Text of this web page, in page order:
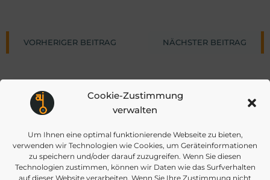
Cookie-Zustimmung
verwalten
Um Ihnen eine optimal funktionierende Webseite zu bieten,
verwenden wir Technologien wie Cookies, um Geräteinformationen
zu speichern und/oder darauf zuzugreifen. Wenn Sie diesen
Technologien zustimmen, können wir Daten wie das Surfverhalten
auf dieser Website verarbeiten. Wenn Sie Ihre Zustimmung nicht
Post
navigation
VORHERIGER BEITRAG
Post
NÄCHSTER BEITRAG
Appelstr. 4
30167 Hannover
info@daisec.de
Kontakt aufnehmen